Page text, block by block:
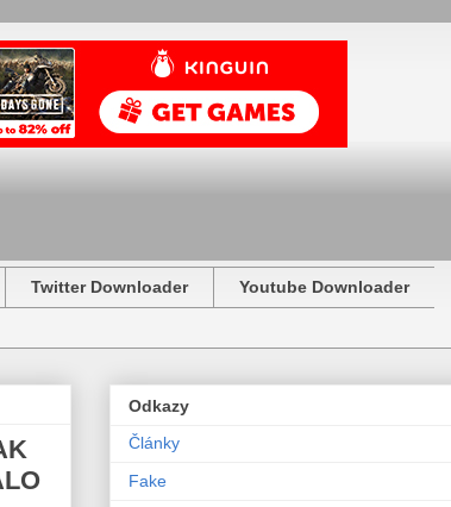
Twitter Downloader Youtube Downloader
Odkazy
Články
Fake